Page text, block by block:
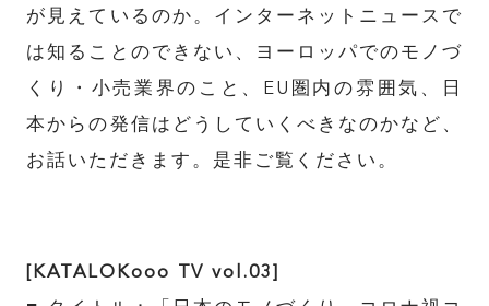
が見えているのか。インターネットニュースで
は知ることのできない、ヨーロッパでのモノづ
くり・小売業界のこと、 EU 圏内の雰囲気、日
本からの発信はどうしていくべきなのかなど、
お話いただきます。是非ご覧ください。
[KATALOKooo TV vol.03]